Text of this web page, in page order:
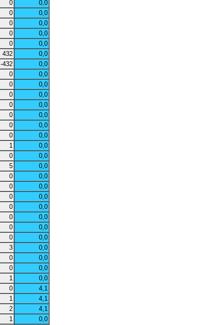
0
0,0
0
0,0
0
0,0
0
0,0
0
0,0
432
0,0
-432
0,0
0
0,0
0
0,0
0
0,0
0
0,0
0
0,0
0
0,0
0
0,0
1
0,0
0
0,0
5
0,0
0
0,0
0
0,0
0
0,0
0
0,0
0
0,0
0
0,0
0
0,0
3
0,0
0
0,0
0
0,0
1
0,0
0
4,1
1
4,1
2
4,1
1
0,0